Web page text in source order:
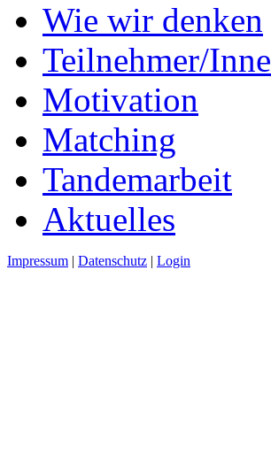
Wie wir denken
Teilnehmer/
Motivation
Matching
Tandemarbeit
Aktuelles
Impressum | Datenschutz | Login